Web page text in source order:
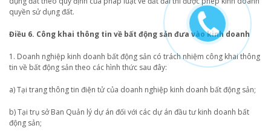
quyền sử dụng đất.
Điều 6. Công khai thông tin về bất động sản đưa vào kinh doanh
1. Doanh nghiệp kinh doanh bất động sản có trách nhiệm công khai thông
tin về bất động sản theo các hình thức sau đây:
a) Tại trang thông tin điện tử của doanh nghiệp kinh doanh bất động sản;
b) Tại trụ sở Ban Quản lý dự án đối với các dự án đầu tư kinh doanh bất
động sản;